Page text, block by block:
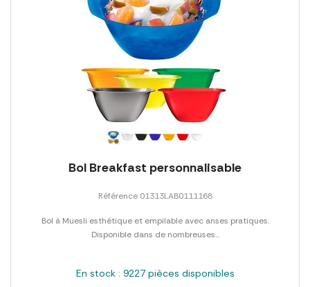
Bol Breakfast personnalisable
Référence 01313LAB0111168
Bol à Muesli esthétique et empilable avec anses pratiques.
Disponible dans de nombreuses...
En stock : 9227 pièces disponibles